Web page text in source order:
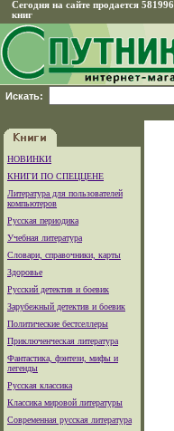
Сегодня на сайте продается 581996
книг
Искать:
НОВИНКИ
КНИГИ ПО СПЕЦЦЕНЕ
Литература для пользователей
компьютеров
Русская периодика
Учебная литература
Словари, справочники, карты
Здоровье
Русский детектив и боевик
Зарубежный детектив и боевик
Политические бестселлеры
Приключенческая литература
Фантастика, фэнтези, мифы и
легенды
Русская классика
Классика мировой литературы
Современная русская литература